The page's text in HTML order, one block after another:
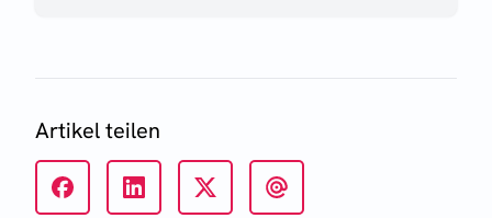
Artikel teilen